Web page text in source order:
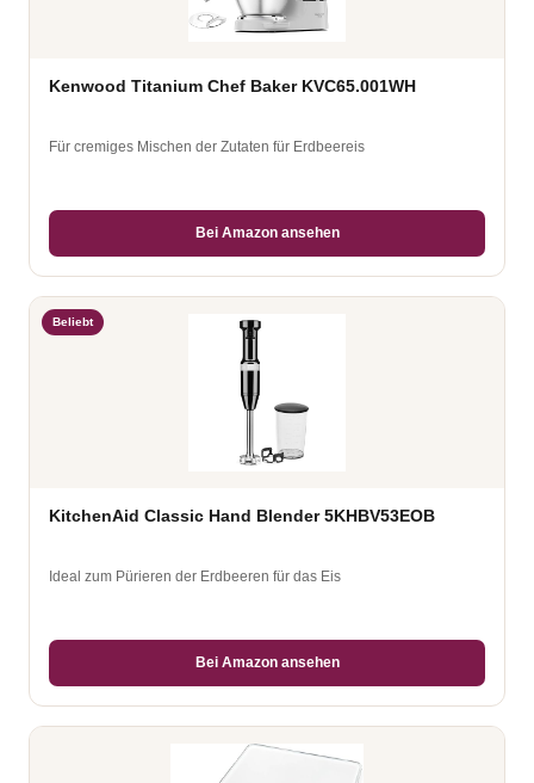
Kenwood Titanium Chef Baker KVC65.001WH
Für cremiges Mischen der Zutaten für Erdbeereis
Bei Amazon ansehen
Beliebt
KitchenAid Classic Hand Blender 5KHBV53EOB
Ideal zum Pürieren der Erdbeeren für das Eis
Bei Amazon ansehen